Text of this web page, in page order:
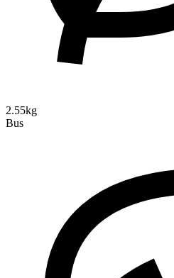
2.55kg
Bus